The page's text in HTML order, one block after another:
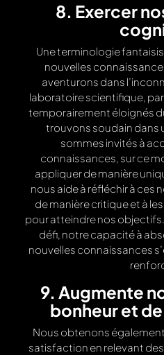
8. Exercer
Une terminologie
nouvelles
aventurons dans
laboratoire scientifique,
temporairement éloignés
trouvons soudain dans
sommes invités à
connaissances, sur ce
appliquer de manière
nous aide à réfléchir à ces
de manière critique et à
pour atteindre nos
défi, notre capacité à
nouvelles connaissances
9. Augmente
bonheur et
Nous obtenons
satisfaction en relevant